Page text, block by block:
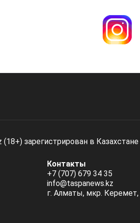
(18+) зарегистрирован в
Контакты
+7 (707) 679 34 35
info@taspanews.kz
г. Алматы, мкр.